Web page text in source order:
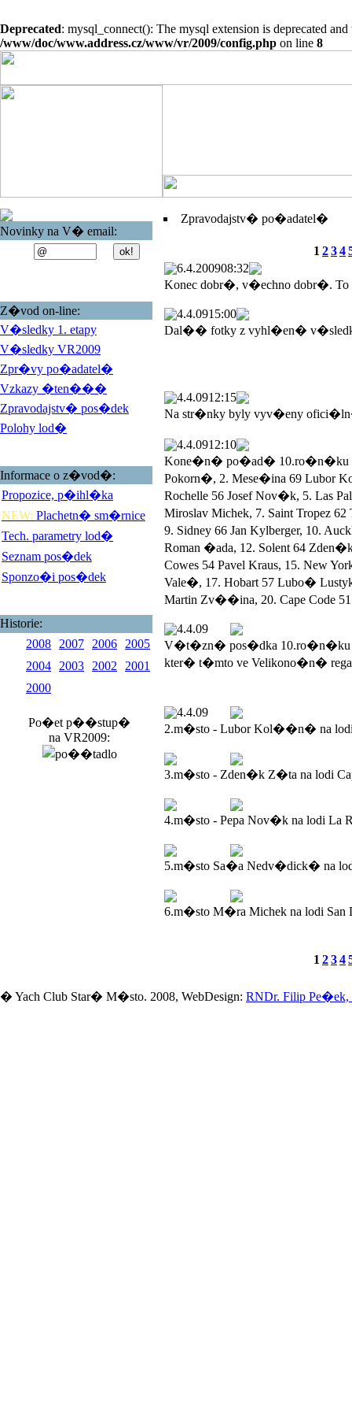
Deprecated: mysql_connect(): The mysql extension is deprecated
/www/doc/www.address.cz/www/vr/2009/config.php on line 8
Novinky na V� email:
Z�vod on-line:
V�sledky 1. etapy
V�sledky VR2009
Zpr�vy po�adatel�
Vzkazy �ten���
Zpravodajstv� pos�dek
Polohy lod�
Informace o z�vod�:
Propozice, p�ihl�ka
NEW: Plachetn� sm�rnice
Tech. parametry lod�
Seznam pos�dek
Sponzo�i pos�dek
Historie:
2008
2007 2006
2005
2004
2003 2002
2001
2000
Po�et p��stup�
na VR2009:
Zpravodajstv� po�adatel�
1 234
6.4.200908:32
Konec dobr�, v�echno dobr�.
4.4.0915:00
Dal�� fotky z vyhl�en�
4.4.0912:15
Na str�nky byly vyv�eny
4.4.0912:10
Kone�n� po�ad� 10.ro�n�ku
Pokorn�, 2. Mese�ina 69 Lubor
Rochelle 56 Josef Nov�k, 5. Las
Miroslav Michek, 7. Saint Tropez
9. Sidney 66 Jan Kylberger, 10.
Roman �ada, 12. Solent 64
Cowes 54 Pavel Kraus, 15. New
Vale�, 17. Hobart 57 Lubo�
Martin Zv��ina, 20. Cape Code 51
4.4.09
V�t�zn� pos�dka 10.ro�n�ku
kter� t�mto ve Velikono�n�
4.4.09
2.m�sto - Lubor Kol��n� na
3.m�sto - Zden�k Z�ta na lodi
4.m�sto - Pepa Nov�k na lodi La
5.m�sto Sa�a Nedv�dick� na
6.m�sto M�ra Michek na lodi San
1 234
� Yach Club Star� M�sto. 2008, WebDesign: RNDr. Filip Pe�ek,